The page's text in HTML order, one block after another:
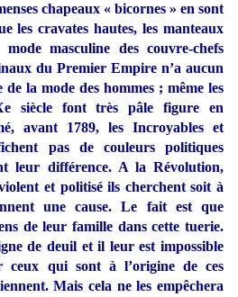
chapeaux « bicornes » en sont
les cravates hautes, les manteaux
masculine des couvre-chefs
du Premier Empire n’a aucun
la mode des hommes ; même les
siècle font très pâle figure en
avant 1789, les Incroyables et
pas de couleurs politiques
leur différence. A la Révolution,
et politisé ils cherchent soit à
une cause. Le fait est que
de leur famille dans cette tuerie.
de deuil et il leur est impossible
ceux qui sont à l’origine de ces
Mais cela ne les empêchera